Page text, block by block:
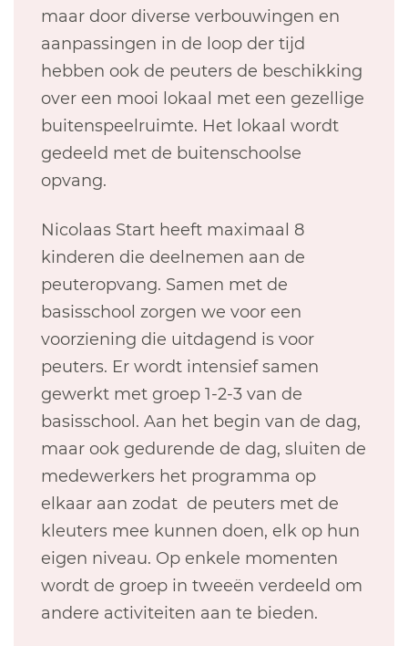
maar door diverse verbouwingen en
aanpassingen in de loop der tijd
hebben ook de peuters de beschikking
over een mooi lokaal met een gezellige
buitenspeelruimte. Het lokaal wordt
gedeeld met de buitenschoolse
opvang.
Nicolaas Start heeft maximaal 8
kinderen die deelnemen aan de
peuteropvang. Samen met de
basisschool zorgen we voor een
voorziening die uitdagend is voor
peuters. Er wordt intensief samen
gewerkt met groep 1-2-3 van de
basisschool. Aan het begin van de dag,
maar ook gedurende de dag, sluiten de
medewerkers het programma op
elkaar aan zodat de peuters met de
kleuters mee kunnen doen, elk op hun
eigen niveau. Op enkele momenten
wordt de groep in tweeën verdeeld om
andere activiteiten aan te bieden.